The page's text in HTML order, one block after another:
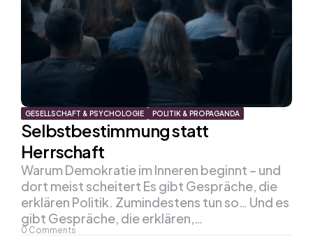
GESELLSCHAFT & PSYCHOLOGIE POLITIK & PROPAGANDA
Selbstbestimmung statt
Herrschaft
0 Comments
Warum Demokratie im Inneren beginnt – und
dort meist scheitert Es gibt Gespräche, die
erklären Politik. Zumindestens tun so… Und es
gibt Gespräche, die erklären,…